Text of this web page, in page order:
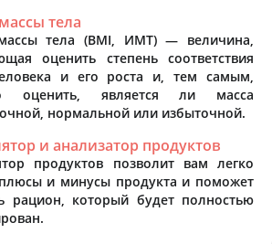
тела
тела (BMI, ИМТ) — величина,
оценить степень соответствия
и его роста и, тем самым,
оценить, является ли масса
нормальной или избыточной.
и анализатор продуктов
продуктов позволит вам легко
и минусы продукта и поможет
рацион, который будет полностью